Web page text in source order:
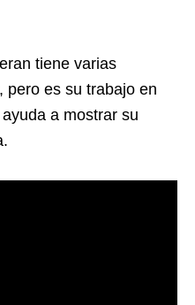
tiene varias
pero es su trabajo en
a mostrar su